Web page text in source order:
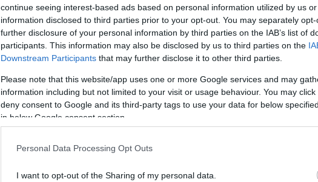
continue seeing interest-based ads based on personal information utilized by us
information disclosed to third parties prior to your opt-out. You may separately
further disclosure of your personal information by third parties on the IAB’s list of
participants. This information may also be disclosed by us to third parties on the
Downstream Participants that may further disclose it to other third parties.
Please note that this website/app uses one or more Google services and may
information including but not limited to your visit or usage behaviour. You may
deny consent to Google and its third-party tags to use your data for below
in below Google consent section.
Personal Data Processing Opt Outs
I want to opt-out of the Sharing of my personal data.